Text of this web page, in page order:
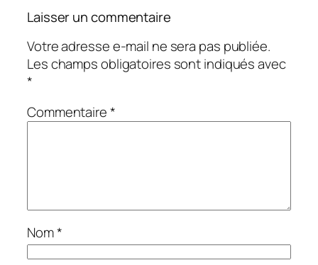
Laisser un commentaire
Votre adresse e-mail ne sera pas publiée.
Les champs obligatoires sont indiqués avec
*
Commentaire*
Nom*